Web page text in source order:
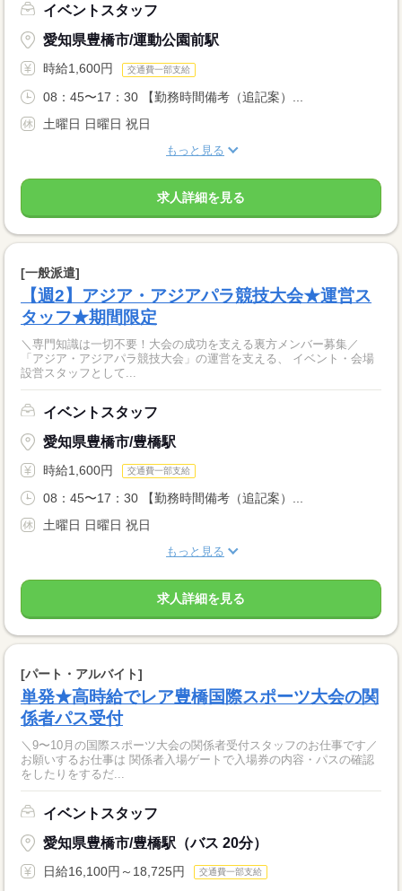
イベントスタッフ
愛知県豊橋市/運動公園前駅
時給1,600円 交通費一部支給
08：45〜17：30 【勤務時間備考（追記案）...
土曜日 日曜日 祝日
もっと見る
求人詳細を見る
[一般派遣]
【週2】アジア・アジアパラ競技大会★運営ス
タッフ★期間限定
＼専門知識は一切不要！大会の成功を支える裏方メンバー募集／
「アジア・アジアパラ競技大会」の運営を支える、 イベント・会場
設営スタッフとして...
イベントスタッフ
愛知県豊橋市/豊橋駅
時給1,600円 交通費一部支給
08：45〜17：30 【勤務時間備考（追記案）...
土曜日 日曜日 祝日
もっと見る
求人詳細を見る
[パート・アルバイト]
単発★高時給でレア豊橋国際スポーツ大会の関
係者パス受付
＼9〜10月の国際スポーツ大会の関係者受付スタッフのお仕事です／
お願いするお仕事は 関係者入場ゲートで入場券の内容・パスの確認
をしたりをするだ...
イベントスタッフ
愛知県豊橋市/豊橋駅（バス 20分）
日給16,100円～18,725円 交通費一部支給